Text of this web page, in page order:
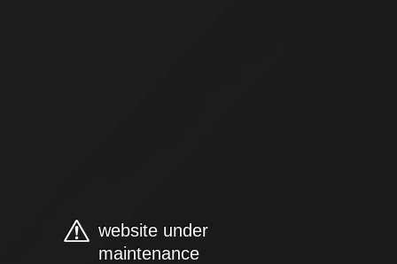
website under
maintenance